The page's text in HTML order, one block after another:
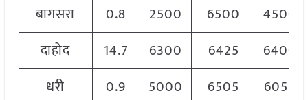
बागसरा
0.8 2500 6500
4500
दाहोद
14.7 6300 6425
6400
धरी
0.9 5000 6505
6055